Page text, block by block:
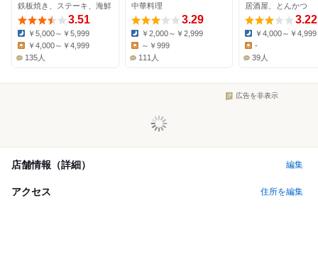
鉄板焼き、ステーキ、海鮮
3.51
Dinner:
￥5,000～￥5,999
￥4,000～￥4,999
135人
中華料理
3.29
Dinner:
￥2,000～￥2,999
～￥999
111人
居酒屋、とんかつ
3.22
Dinner:
￥4,000～￥4,999
Lunch:
-
39人
広告を非表示
店舗情報（詳細） 編集
アクセス 住所を編集